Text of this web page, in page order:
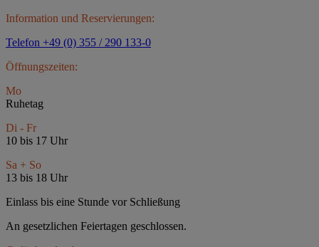
Information und Reservierungen:
Telefon +49 (0) 355 / 290 133-0
Öffnungszeiten:
Mo
Ruhetag
Di - Fr
10 bis 17 Uhr
Sa + So
13 bis 18 Uhr
Einlass bis eine Stunde vor Schließung
An gesetzlichen Feiertagen geschlossen.